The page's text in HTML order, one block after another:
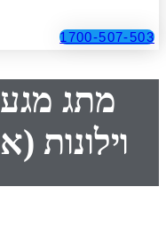
1700-507-503
וילונות